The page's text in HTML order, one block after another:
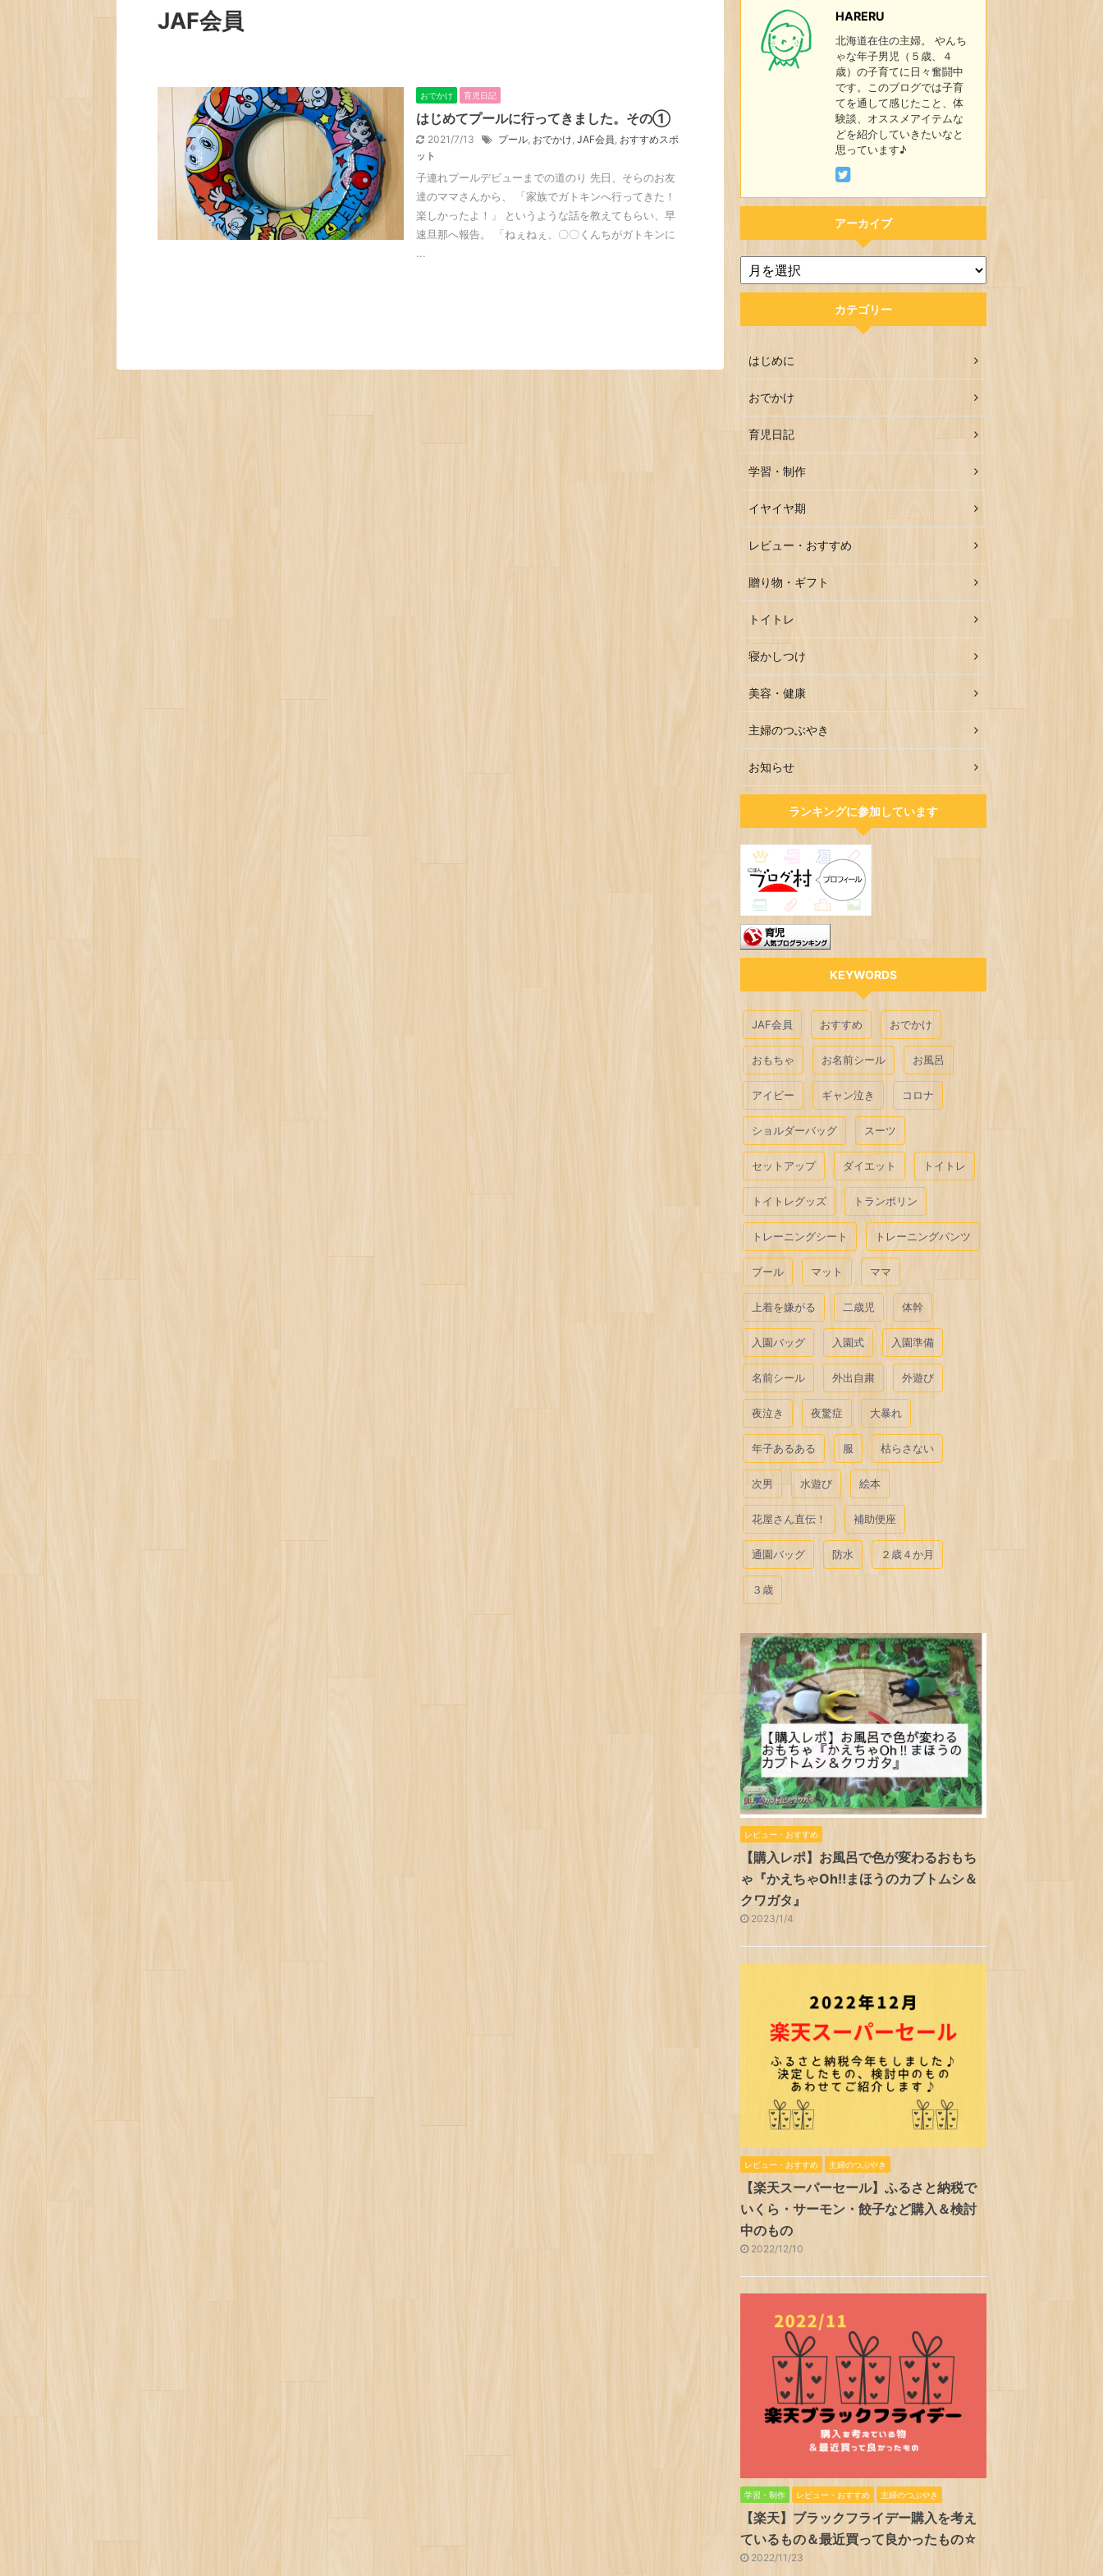
JAF会員
おでかけ 育児日記
はじめてプールに行ってきました。その①
2021/7/13 プール, おでかけ, JAF会員, おすすめスポ
ット
子連れプールデビューまでの道のり 先日、そらのお友
達のママさんから、 「家族でガトキンへ行ってきた！
楽しかったよ！」 というような話を教えてもらい、早
速旦那へ報告。 「ねぇねぇ、〇〇くんちがガトキンに
...
HARERU
北海道在住の主婦。 やんち
ゃな年子男児（５歳、４
歳）の子育てに日々奮闘中
です。このブログでは子育
てを通して感じたこと、体
験談、オススメアイテムな
どを紹介していきたいなと
思っています♪
アーカイブ
カテゴリー
はじめに
おでかけ
育児日記
学習・制作
イヤイヤ期
レビュー・おすすめ
贈り物・ギフト
トイトレ
寝かしつけ
美容・健康
主婦のつぶやき
お知らせ
ランキングに参加しています
KEYWORDS
JAF会員 おすすめ おでかけ
おもちゃ お名前シール お風呂
アイビー ギャン泣き コロナ
ショルダーバッグ スーツ
セットアップ ダイエット トイトレ
トイトレグッズ トランポリン
トレーニングシート トレーニングパンツ
プール マット ママ
上着を嫌がる 二歳児 体幹
入園バッグ 入園式 入園準備
名前シール 外出自粛 外遊び
夜泣き 夜驚症 大暴れ
年子あるある 服 枯らさない
次男 水遊び 絵本
花屋さん直伝！ 補助便座
通園バッグ 防水 ２歳４か月
３歳
レビュー・おすすめ
【購入レポ】お風呂で色が変わるおもち
ゃ『かえちゃOh‼まほうのカブトムシ＆
クワガタ』
2023/1/4
レビュー・おすすめ 主婦のつぶやき
【楽天スーパーセール】ふるさと納税で
いくら・サーモン・餃子など購入＆検討
中のもの
2022/12/10
学習・制作 レビュー・おすすめ 主婦のつぶやき
【楽天】ブラックフライデー購入を考え
ているもの＆最近買って良かったもの☆
2022/11/23